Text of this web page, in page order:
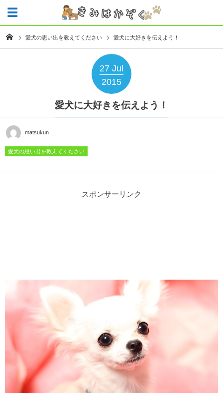
愛犬の思い出を教えてください 愛犬に大好きを伝えよう！
27 Jul
2015
愛犬に大好きを伝えよう！
matsukun
愛犬の思い出を教えてください
スポンサーリンク